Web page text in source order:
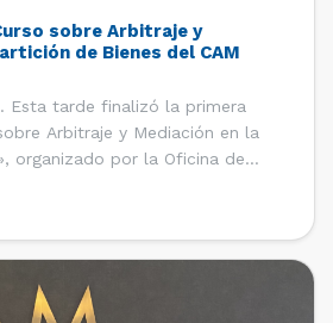
sobre Arbitraje y
de Bienes del CAM
Esta tarde finalizó la primera
Arbitraje y Mediación en la
organizado por la Oficina de
(CAM) de la Cámara de Comercio
curso contó con […]